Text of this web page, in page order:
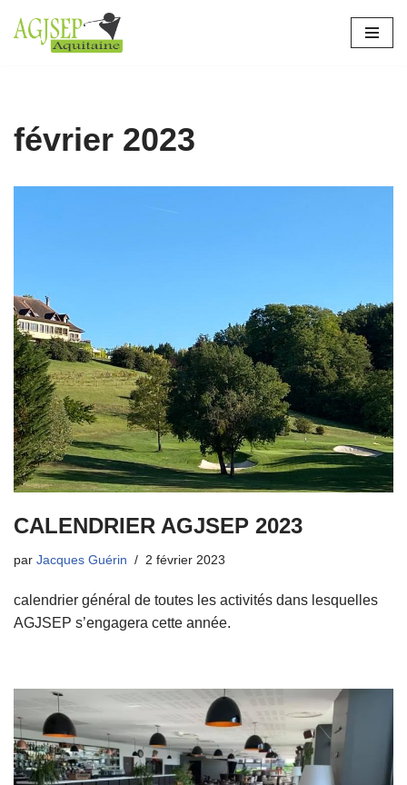
Aller
février 2023
CALENDRIER AGJSEP 2023
par Jacques Guérin 2 février 2023
calendrier général de toutes les activités dans lesquelles
AGJSEP s’engagera cette année.